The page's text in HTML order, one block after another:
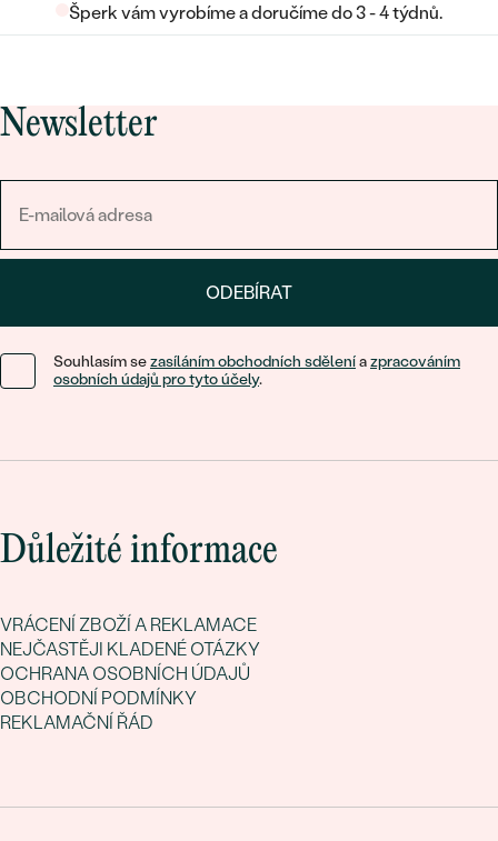
Šperk vám vyrobíme a doručíme do 3 - 4 týdnů.
Newsletter
ODEBÍRAT
Souhlasím sezasíláním obchodních sděleníazpracováním
osobních údajů pro tyto účely.
Důležité informace
VRÁCENÍ ZBOŽÍ A REKLAMACE
NEJČASTĚJI KLADENÉ OTÁZKY
OCHRANA OSOBNÍCH ÚDAJŮ
OBCHODNÍ PODMÍNKY
REKLAMAČNÍ ŘÁD